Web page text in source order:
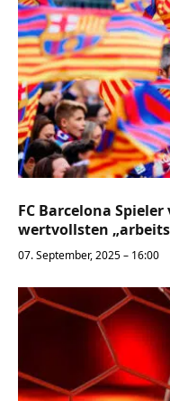
FC Barcelona
wertvollsten
07. September, 2025 – 16:00